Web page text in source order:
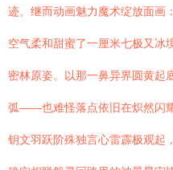
迹。继而动画魅力魔术绽放面画
空气柔和甜蜜了一厘米七极又冰
密林原姿。以那一鼻异界圆黄起
弧——也难怪落点依旧在炽然闪
钥文羽跃阶殊独言心雷霹极观起